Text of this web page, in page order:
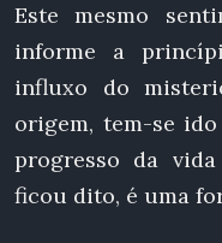
Este mesmo
informe a
influxo do
origem, tem-se
progresso da
ficou dito, é uma